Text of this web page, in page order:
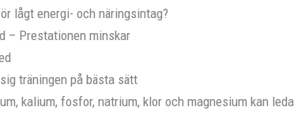
lågt energi- och näringsintag?
– Prestationen minskar
träningen på bästa sätt
kalium, fosfor, natrium, klor och magnesium kan leda